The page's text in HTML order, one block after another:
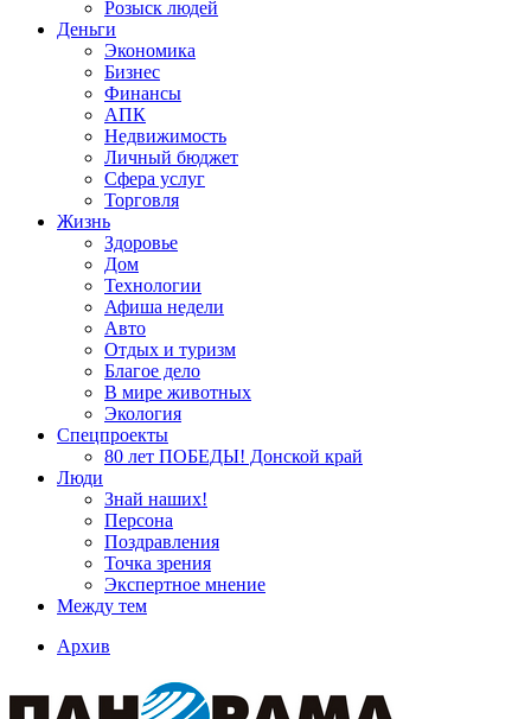
Розыск людей
Деньги
Экономика
Бизнес
Финансы
АПК
Недвижимость
Личный бюджет
Сфера услуг
Торговля
Жизнь
Здоровье
Дом
Технологии
Афиша недели
Авто
Отдых и туризм
Благое дело
В мире животных
Экология
Спецпроекты
80 лет ПОБЕДЫ! Донской край
Люди
Знай наших!
Персона
Поздравления
Точка зрения
Экспертное мнение
Между тем
Архив